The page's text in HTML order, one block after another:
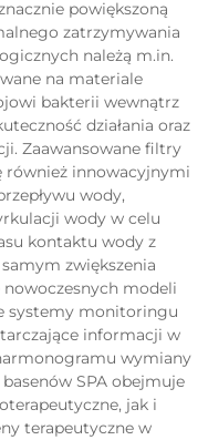
powiększoną
zatrzymywania
należą m.in.
na materiale
bakterii wewnątrz
działania oraz
Zaawansowane filtry
również innowacyjnymi
wody,
wody w celu
kontaktu wody z
zwiększenia
nowoczesnych modeli
systemy monitoringu
informacji w
wymiany
SPA obejmuje
jak i
terapeutyczne w